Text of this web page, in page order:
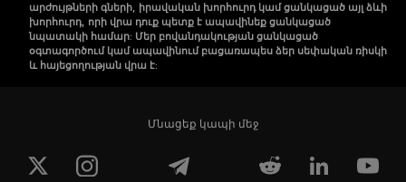
արժույթների գների, իրավական խորհուրդ կամ ցանկացած այլ ձևի
խորհուրդ, որի վրա դուք պետք է ապավինեք ցանկացած
նպատակի համար: Մեր բովանդակության ցանկացած
օգտագործում կամ ապավինում բացառապես ձեր սեփական ռիսկի
և հայեցողության վրա է:
Մնացեք կապի մեջ